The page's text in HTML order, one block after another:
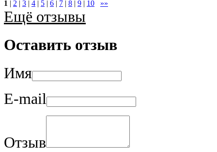
1 | 2 | 3 | 4 | 5 | 6 | 7 | 8 | 9 | 10 »»
Ещё отзывы
Оставить отзыв
Имя
E-mail
Отзыв